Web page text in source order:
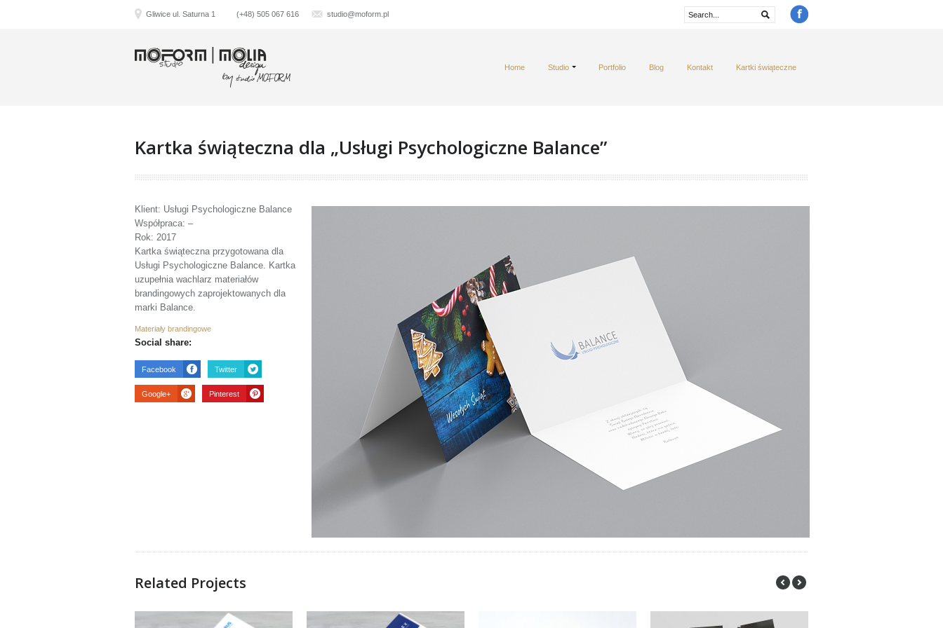
Gliwice ul. Saturna 1 (+48) 505 067 616 studio@moform.pl
Home Studio Portfolio Blog Kontakt Kartki świąteczne
Kartka świąteczna dla „Usługi Psychologiczne Balance”
Klient: Usługi Psychologiczne Balance
Współpraca: –
Rok: 2017
Kartka świąteczna przygotowana dla
Usługi Psychologiczne Balance. Kartka
uzupełnia wachlarz materiałów
brandingowych zaprojektowanych dla
marki Balance.
Materiały brandingowe
Social share:
Facebook Twitter
Google+ Pinterest
Related Projects